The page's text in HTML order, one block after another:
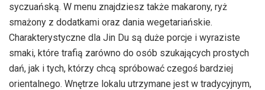
syczuańską. W menu znajdziesz także makarony, ryż
smażony z dodatkami oraz dania wegetariańskie.
Charakterystyczne dla Jin Du są duże porcje i wyraziste
smaki, które trafią zarówno do osób szukających prostych
dań, jak i tych, którzy chcą spróbować czegoś bardziej
orientalnego. Wnętrze lokalu utrzymane jest w tradycyjnym,